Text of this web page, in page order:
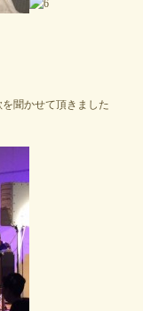
聞かせて頂きました